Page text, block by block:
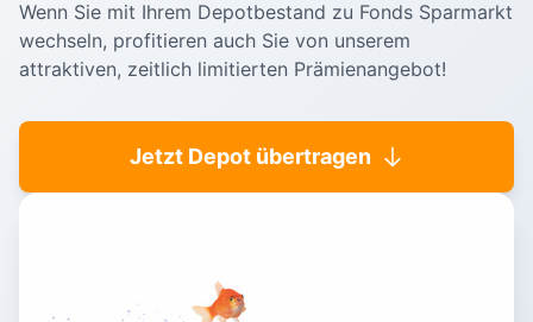
Wenn Sie mit Ihrem Depotbestand zu Fonds Sparmarkt
wechseln, profitieren auch Sie von unserem
attraktiven, zeitlich limitierten Prämienangebot!
Jetzt Depot übertragen